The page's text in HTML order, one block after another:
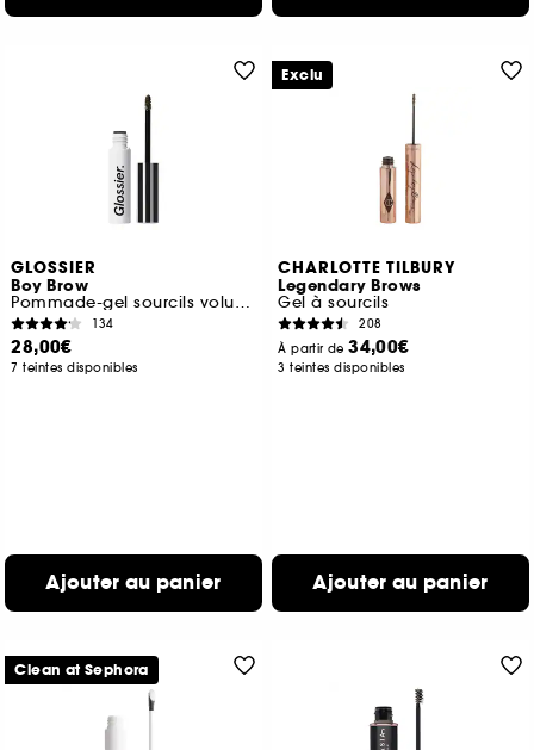
GLOSSIER
Boy Brow
Pommade-gel sourcils volumateur
134
28,00€
7 teintes disponibles
Ajouter au panier
CHARLOTTE TILBURY
Legendary Brows
Gel à sourcils
208
À partir de34,00€
3 teintes disponibles
Ajouter au panier
Exclu
Clean at Sephora